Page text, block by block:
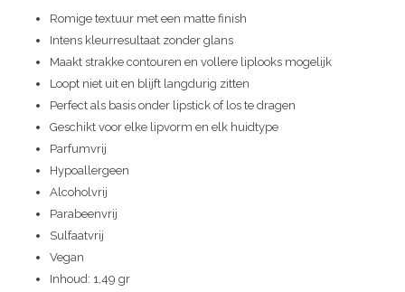
Romige textuur met een matte finish
Intens kleurresultaat zonder glans
Maakt strakke contouren en vollere liplooks mogelijk
Loopt niet uit en blijft langdurig zitten
Perfect als basis onder lipstick of los te dragen
Geschikt voor elke lipvorm en elk huidtype
Parfumvrij
Hypoallergeen
Alcoholvrij
Parabeenvrij
Sulfaatvrij
Vegan
Inhoud: 1,49 gr